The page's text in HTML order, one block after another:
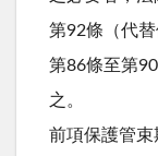
第92條（代替
第86條至第
之。
前項保護管